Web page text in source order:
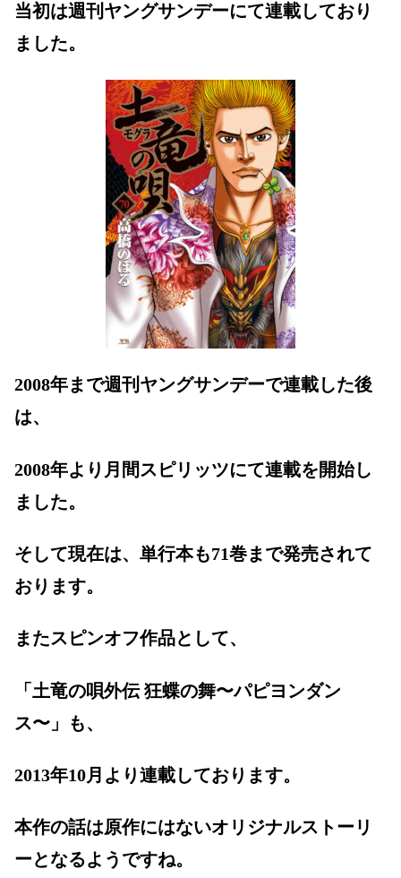
当初は週刊ヤングサンデーにて連載しており
ました。
2008年まで週刊ヤングサンデーで連載した後
は、
2008年より月間スピリッツにて連載を開始し
ました。
そして現在は、単行本も71巻まで発売されて
おります。
またスピンオフ作品として、
「土竜の唄外伝 狂蝶の舞〜パピヨンダン
ス〜」も、
2013年10月より連載しております。
本作の話は原作にはないオリジナルストーリ
ーとなるようですね。